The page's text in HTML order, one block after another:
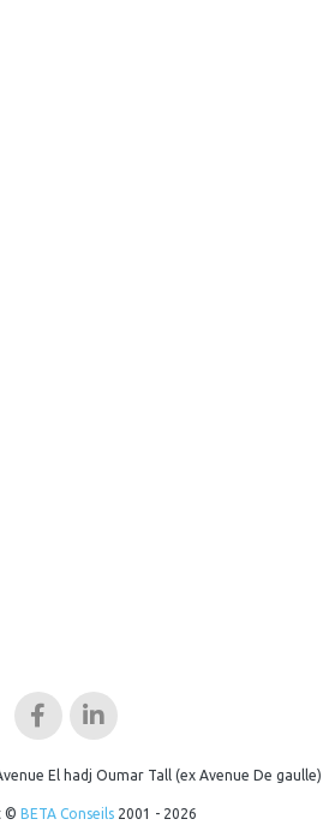
El hadj Oumar Tall (ex Avenue De gaulle)
© BETA Conseils 2001 - 2026